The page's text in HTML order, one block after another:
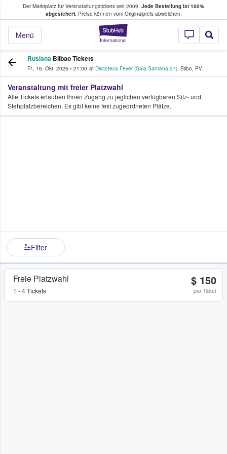
Der Marktplatz für Veranstaltungstickets seit 2009. Jede Bestellung ist 100%
abgesichert.Preise können vom Originalpreis abweichen.
StubHub - Wo
Menü
Tickets kaufen & verkaufen
Ruslana Bilbao Tickets
Fr., 16. Okt. 2026 • 21:00 at Discoteca Fever (Sala Santana 27), Bilbo, PV
Veranstaltung mit freier Platzwahl
Alle Tickets erlauben Ihnen Zugang zu jeglichen verfügbaren Sitz- und
Stehplatzbereichen. Es gibt keine fest zugeordneten Plätze.
Filter
Freie Platzwahl
1 - 4 Tickets
$ 150
pro Ticket